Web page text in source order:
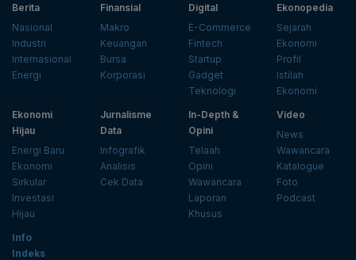
Berita
Nasional
Industri
Internasional
Energi
Finansial
Makro
Keuangan
Bursa
Korporasi
Digital
E-Commerce
Fintech
Startup
Gadget
Teknologi
Ekonopedia
Sejarah
Ekonomi
Profil
Istilah
Ekonomi
Ekonomi
Hijau
Energi Baru
Ekonomi
Sirkular
Investasi
Hijau
Jurnalisme
Data
Infografik
Analisis
Cek Data
In-Depth &
Opini
Telaah
Opini
Wawancara
Laporan
Khusus
Video
News
Wawancara
Katalogue
Foto
Podcast
Info
Indeks